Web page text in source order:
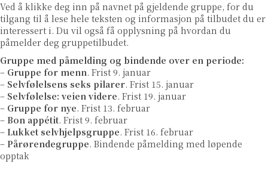
Ved å klikke deg inn på navnet på gjeldende gruppe, for du
tilgang til å lese hele teksten og informasjon på tilbudet du er
interessert i. Du vil også få opplysning på hvordan du
påmelder deg gruppetilbudet.
Gruppe med påmelding og bindende over en periode:
– Gruppe for menn. Frist 9. januar
– Selvfølelsens seks pilarer. Frist 15. januar
– Selvfølelse: veien videre. Frist 19. januar
– Gruppe for nye. Frist 13. februar
– Bon appétit. Frist 9. februar
– Lukket selvhjelpsgruppe. Frist 16. februar
– Pårørendegruppe. Bindende påmelding med løpende
opptak